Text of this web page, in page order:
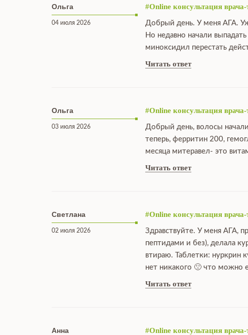
Ольга
04 июля 2026
#Online консультация врача-
Добрый день. У меня АГА.
Но недавно начали
миноксидил перестать
Читать ответ
Ольга
03 июля 2026
#Online консультация врача-
Добрый день, волосы
теперь, ферритин 200,
месяца митеравел- это
Читать ответ
Светлана
02 июля 2026
#Online консультация врача-
Здравствуйте. У меня АГА,
пептидами и без), делала
втираю. Таблетки: нуркрин
нет никакого 🙁 что можно
Читать ответ
Анна #Online консультация врача-